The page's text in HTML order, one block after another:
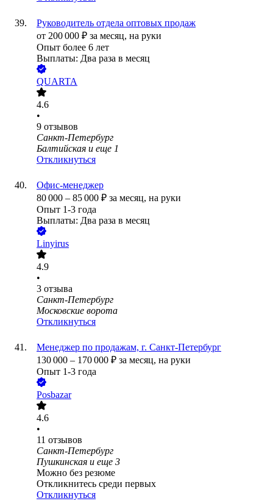
Руководитель отдела оптовых продаж
от 200 000 ₽ за месяц, на руки
Опыт более 6 лет
Выплаты: Два раза в месяц
QUARTA
4.6
•
9 отзывов
Санкт-Петербург
Балтийская и еще 1
Откликнуться
Офис-менеджер
80 000 – 85 000 ₽ за месяц, на руки
Опыт 1-3 года
Выплаты: Два раза в месяц
Linyirus
4.9
•
3 отзыва
Санкт-Петербург
Московские ворота
Откликнуться
Менеджер по продажам, г. Санкт-Петербург
130 000 – 170 000 ₽ за месяц, на руки
Опыт 1-3 года
Posbazar
4.6
•
11 отзывов
Санкт-Петербург
Пушкинская и еще 3
Можно без резюме
Откликнитесь среди первых
Откликнуться